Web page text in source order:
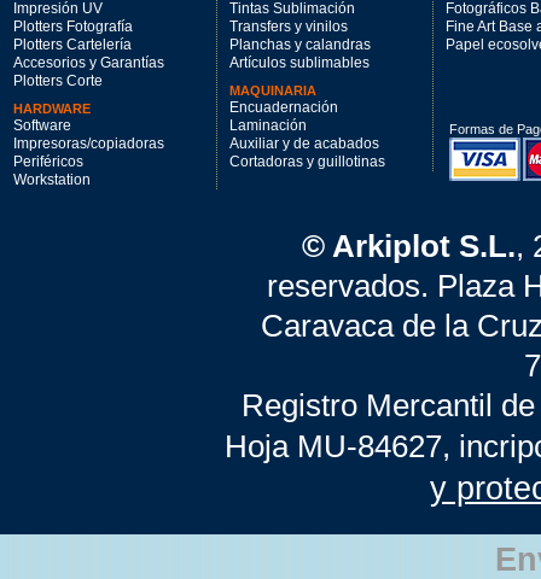
Impresión UV
Plotters Fotografía
Plotters Cartelería
Accesorios y Garantías
Plotters Corte
HARDWARE
Software
Impresoras/copiadoras
Periféricos
Workstation
Tintas Sublimación
Transfers y vinilos
Planchas y calandras
Artículos sublimables
MAQUINARIA
Encuadernación
Laminación
Auxiliar y de acabados
Cortadoras y guillotinas
Fotográficos
Fine Art Base
Papel
Formas de
© Arkiplot S.L.,
reservados. Plaza
Caravaca de la
Registro Mercantil
Hoja MU-84627,
y